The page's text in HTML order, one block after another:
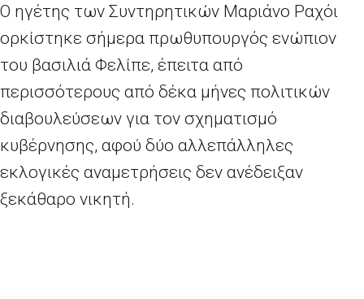
Ο ηγέτης των Συντηρητικών Μαριάνο Ραχόι
ορκίστηκε σήμερα πρωθυπουργός ενώπιον
του βασιλιά Φελίπε, έπειτα από
περισσότερους από δέκα μήνες πολιτικών
διαβουλεύσεων για τον σχηματισμό
κυβέρνησης, αφού δύο αλλεπάλληλες
εκλογικές αναμετρήσεις δεν ανέδειξαν
ξεκάθαρο νικητή.